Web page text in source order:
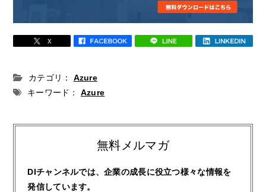
カテゴリ：
Azure
キーワード：
Azure
無料メルマガ
DIチャンネルでは、企業の成長に役立つ様々な情報を
発信しています。